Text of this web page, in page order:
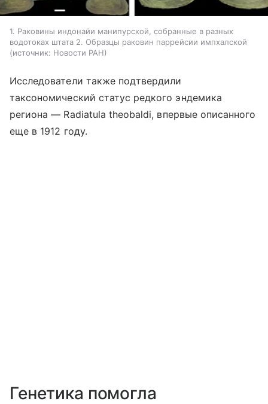
1. Раковины индонайи манипурской, собранные в разных
водотоках штата 2. Образцы раковин паррейсии импхалской
источник: Новости РАН
Исследователи также подтвердили
таксономический статус редкого эндемика
региона — Radiatula theobaldi, впервые описанного
еще в 1912 году.
Генетика помогла